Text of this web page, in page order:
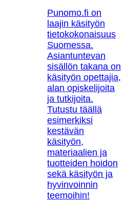
Punomo.fi on
laajin käsityön
tietokokonaisuus
Suomessa.
Asiantuntevan
sisällön takana on
käsityön opettajia,
alan opiskelijoita
ja tutkijoita.
Tutustu täällä
esimerkiksi
kestävän
käsityön,
materiaalien ja
tuotteiden hoidon
sekä käsityön ja
hyvinvoinnin
teemoihin!